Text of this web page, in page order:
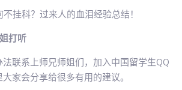
打听
法联系上师兄师姐们，加入中国留学生QQ
家会分享给很多有用的建议。